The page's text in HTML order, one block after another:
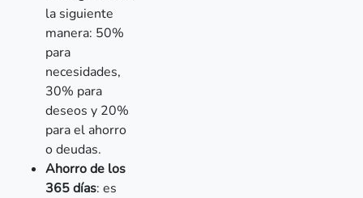
la siguiente
manera: 50%
para
necesidades,
30% para
deseos y 20%
para el ahorro
o deudas.
Ahorro de los
365 días: es